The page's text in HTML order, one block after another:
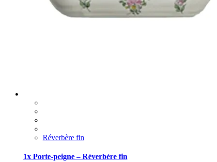
Réverbère fin
1x Porte-peigne – Réverbère fin